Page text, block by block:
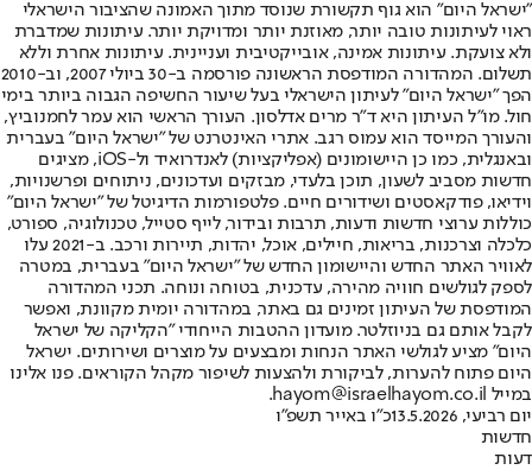
"ישראל היום" הוא גוף תקשורת שנוסד מתוך האמונה שהציבור הישראלי
ראוי לעיתונות טובה יותר, מאוזנת יותר ומדויקת יותר. עיתונות שמדברת
ולא צועקת. עיתונות אמינה, אובייקטיבית ועניינית. עיתונות אחרת וללא
תשלום. המהדורה המודפסת הראשונה פורסמה ב-30 ביולי 2007, וב-2010
הפך "ישראל היום" לעיתון הישראלי בעל שיעור החשיפה הגבוה ביותר בימי
חול. מו"ל העיתון היא ד"ר מרים אדלסון. העורך הראשי הוא עמר לחמנוביץ,
והעורך המייסד הוא עמוס רגב. אתרי האינטרנט של "ישראל היום" בעברית
ובאנגלית, כמו כן היישומונים (אפליקציות) לאנדרואיד ול-iOS, מציגים
חדשות מסביב לשעון, תוכן בלעדי, מבזקים ועדכונים, ניתוחים ופרשנויות,
וידיאו, פודקאסטים ושידורים חיים. פלטפורמות הדיגיטל של "ישראל היום"
כוללות ערוצי חדשות ודעות, תרבות ובידור, לייף סטייל, טכנולוגיה, ספורט,
כלכלה וצרכנות, בריאות, חיילים, אוכל, יהדות, תיירות ורכב. ב-2021 עלו
לאוויר האתר החדש והיישומון החדש של "ישראל היום" בעברית, במטרה
לספק לגולשים חוויה מהירה, עדכנית, בטוחה ונוחה. תכני המהדורה
המודפסת של העיתון זמינים גם באתר, במהדורה יומית מקוונת, ואפשר
לקבל אותם גם בניוזלטר. מועדון ההטבות הייחודי "הקליקה של ישראל
היום" מציע לגולשי האתר הנחות ומבצעים על מוצרים ושירותים. ישראל
היום פתוח להערות, לביקורת ולהצעות לשיפור מקהל הקוראים. פנו אלינו
במייל hayom@israelhayom.co.il.
יום רביעי, 13.5.2026
כ"ו באייר תשפ"ו
חדשות
דעות